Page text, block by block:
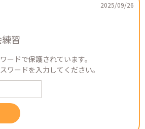
2025/09/26
習
ードで保護されています。
ワードを入力してください。